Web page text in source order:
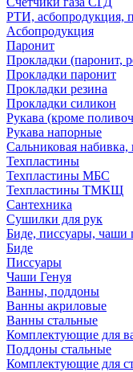
РТИ, асбопродукция,
Асбопродукция
Паронит
Прокладки (паронит,
Прокладки паронит
Прокладки резина
Прокладки силикон
Рукава (кроме
Рукава напорные
Сальниковая набивка,
Техпластины
Техпластины МБС
Техпластины ТМКЩ
Сантехника
Сушилки для рук
Биде, писсуары, чаши
Биде
Писсуары
Чаши Генуя
Ванны, поддоны
Ванны акриловые
Ванны стальные
Комплектующие для
Поддоны стальные
Комплектующие для